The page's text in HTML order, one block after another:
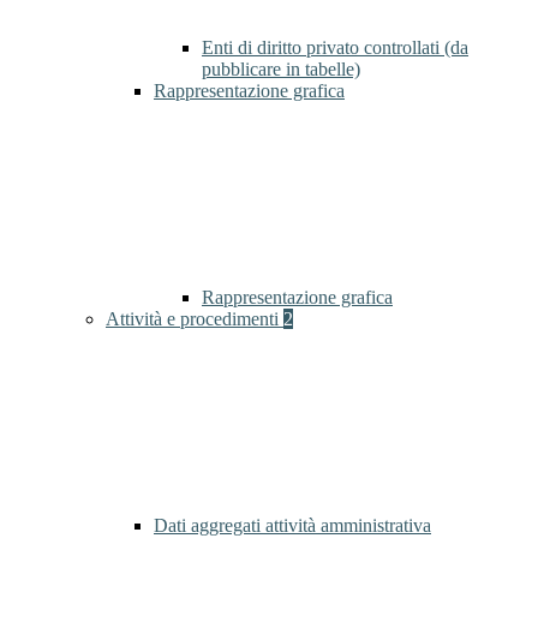
Enti di diritto privato controllati (da
pubblicare in tabelle)
Rappresentazione grafica
Rappresentazione grafica
Attività e procedimenti 2
Dati aggregati attività amministrativa